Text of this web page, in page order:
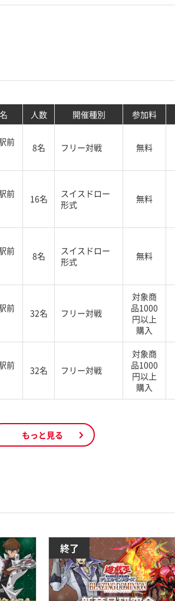
人数 開催種別 参加料
前
8名 フリー対戦 無料
前
16名
スイスドロー
形式
無料
前
8名
スイスドロー
形式
無料
前
32名 フリー対戦
対象商
品1000
円以上
購入
前
32名 フリー対戦
対象商
品1000
円以上
購入
もっと見る
終了